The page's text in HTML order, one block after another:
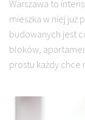
Warszawa to
mieszka w niej już
budowanych jest
bloków,
prostu każdy chce